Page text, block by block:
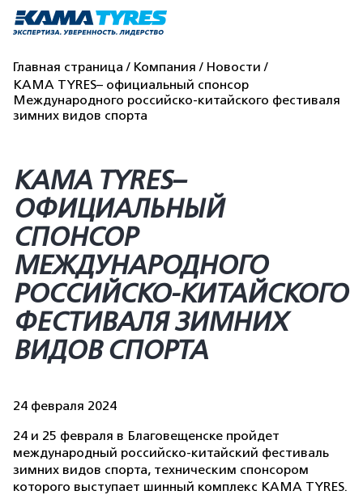
Главная страница Компания
Новости
KAMA TYRES– официальный спонсор
Международного российско-китайского фестиваля
зимних видов спорта
KAMA TYRES–
ОФИЦИАЛЬНЫЙ
СПОНСОР
МЕЖДУНАРОДНОГО
РОССИЙСКО-КИТАЙСКОГО
ФЕСТИВАЛЯ ЗИМНИХ
ВИДОВ СПОРТА
24 февраля 2024
24 и 25 февраля в Благовещенске пройдет
международный российско-китайский фестиваль
зимних видов спорта, техническим спонсором
которого выступает шинный комплекс KAMA TYRES.